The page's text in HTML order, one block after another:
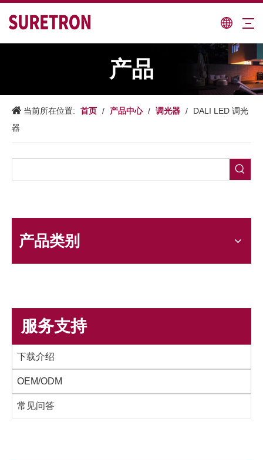
产品
当前所在位置: 首页 / 产品中心 / 调光器 /
DALI LED 调光
器
产品类别
服务支持
下载介绍
OEM/ODM
常见问答